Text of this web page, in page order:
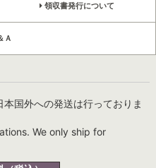
領収書発行について
Ａ
国外への発送は行っておりま
We only ship for